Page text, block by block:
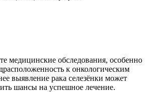
медицинские обследования, особенно
к онкологическим
выявление рака селезёнки может
шансы на успешное лечение.